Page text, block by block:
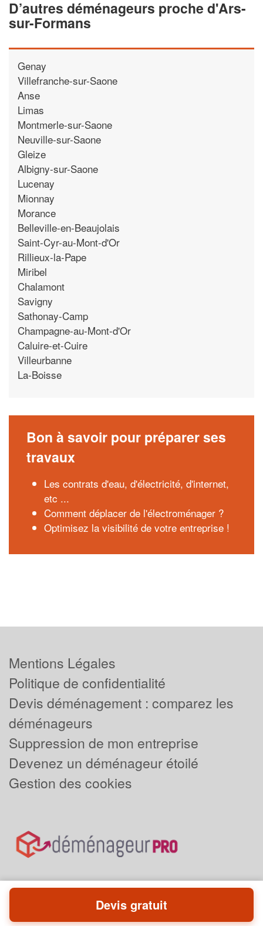
D’autres déménageurs proche d'Ars-
sur-Formans
Genay
Villefranche-sur-Saone
Anse
Limas
Montmerle-sur-Saone
Neuville-sur-Saone
Gleize
Albigny-sur-Saone
Lucenay
Mionnay
Morance
Belleville-en-Beaujolais
Saint-Cyr-au-Mont-d'Or
Rillieux-la-Pape
Miribel
Chalamont
Savigny
Sathonay-Camp
Champagne-au-Mont-d'Or
Caluire-et-Cuire
Villeurbanne
La-Boisse
Bon à savoir pour préparer ses
travaux
Les contrats d'eau, d'électricité, d'internet,
etc ...
Comment déplacer de l'électroménager ?
Optimisez la visibilité de votre entreprise !
Mentions Légales
Politique de confidentialité
Devis déménagement : comparez les
déménageurs
Suppression de mon entreprise
Devenez un déménageur étoilé
Gestion des cookies
Powered byPlus que pro
Devis gratuit